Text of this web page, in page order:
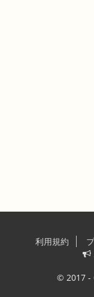
利用規約
© 2017 -